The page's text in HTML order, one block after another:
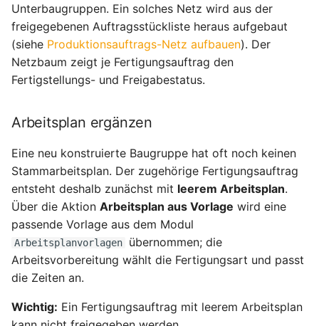
Unterbaugruppen. Ein solches Netz wird aus der
freigegebenen Auftragsstückliste heraus aufgebaut
(siehe Produktionsauftrags-Netz aufbauen). Der
Netzbaum zeigt je Fertigungsauftrag den
Fertigstellungs- und Freigabestatus.
Arbeitsplan ergänzen
Eine neu konstruierte Baugruppe hat oft noch keinen
Stammarbeitsplan. Der zugehörige Fertigungsauftrag
entsteht deshalb zunächst mit leerem Arbeitsplan.
Über die Aktion Arbeitsplan aus Vorlage wird eine
passende Vorlage aus dem Modul
Arbeitsplanvorlagen
übernommen; die
Arbeitsvorbereitung wählt die Fertigungsart und passt
die Zeiten an.
Wichtig: Ein Fertigungsauftrag mit leerem Arbeitsplan